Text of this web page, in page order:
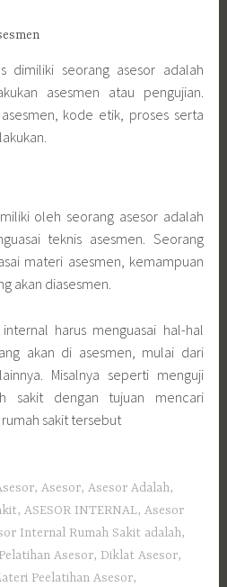
dimiliki seorang asesor adalah
asesmen atau pengujian.
kode etik, proses serta
oleh seorang asesor adalah
teknis asesmen. Seorang
materi asesmen, kemampuan
akan diasesmen.
harus menguasai hal-hal
akan di asesmen, mulai dari
Misalnya seperti menguji
sakit dengan tujuan mencari
sakit tersebut
,Asesor,Asesor Adalah,
,ASESOR INTERNAL,Asesor
Internal Rumah Sakit adalah,
Asesor,Diklat Asesor,
Peelatihan Asesor,